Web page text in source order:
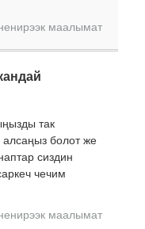
маалымат
так
алсаңыз болот же
сиздин
чечим
маалымат